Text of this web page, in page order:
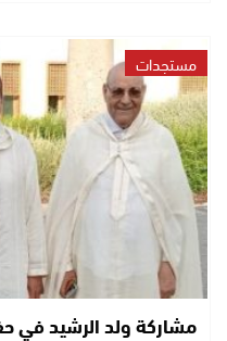
مستجدات
مشاركة ولد الرشيد في